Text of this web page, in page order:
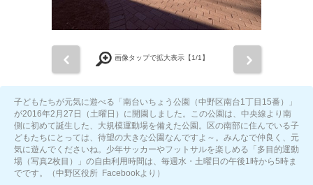
画像タップで拡大表示【1/1】
子どもたちが元気に遊べる「南台いちょう公園（中野区南台1丁目15番）」
が2016年2月27日（土曜日）に開園しました。この公園は、中央線より南
側に初めて誕生した、大規模運動場を備えた公園。区の南部に住んでいる子
どもたちにとっては、待望の大きな公園なんですよ～。みんなで仲良く、元
気に遊んでくださいね。少年サッカーやフットサルを楽しめる「多目的運動
場（写真2枚目）」の自由利用時間は、毎週水・土曜日の午後1時から5時ま
でです。（中野区役所 Facebookより）